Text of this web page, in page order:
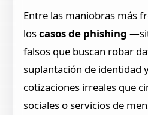
Entre las maniobras más
loscasos de phishing
falsos que buscan robar
suplantación de identidad
cotizaciones irreales que
sociales o servicios de